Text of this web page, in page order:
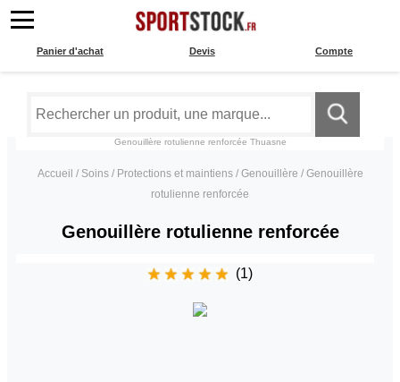
Compte
Devis
Panier d'achat
Genouillère rotulienne renforcée Thuasne
Accueil / Soins/ Protections et maintiens/ Genouillère / Genouillère
rotulienne renforcée
Genouillère rotulienne renforcée
(1)